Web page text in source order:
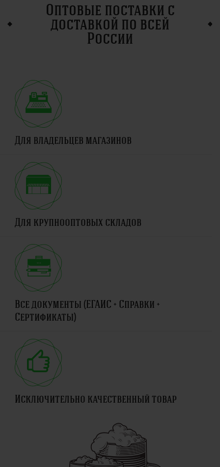
Оптовые поставки с
доставкой по всей
России
Для владельцев магазинов
Для крупнооптовых складов
Все документы (ЕГАИС + Справки +
Сертификаты)
Исключительно качественный товар